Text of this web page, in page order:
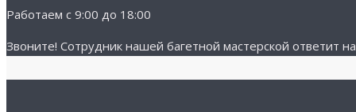
Работаем с 9:00 до 18:00
Звоните! Cотрудник нашей багетной мастерской ответит